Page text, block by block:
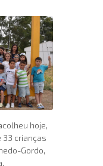
hoje,
33 crianças
Gordo,